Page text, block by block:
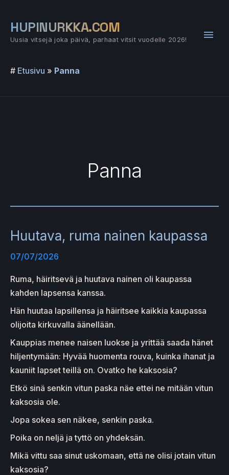
sisältöön
HUPINURKKA.COM
Uusia vitsejä joka päivä, parhaat vitsit vuodelle 2026!
# Etusivu » Panna
Panna
Huutava, ruma nainen kaupassa
07/07/2026
Ruma, häiritsevä ja huutava nainen oli kaupassa
kahden lapsensa kanssa.
Hän huutaa lapsillensa ja häiritsee kaikkia kaupassa
olijoita kirkuvalla äänellään.
Kauppias menee naisen luokse ja yrittää saada hänet
hiljentymään: Hyvää huomenta rouva, kuinka ihanat ja
kauniit lapset teillä on. Ovatko he kaksosia?
Etkö sinä senkin vitun paska näe ettei ne mitään vitun
kaksosia ole.
Jopa sokea sen näkee, senkin paska.
Poika on neljä ja tyttö on yhdeksän.
Mikä vittu saa sinut uskomaan, että ne olisi jotain vitun
kaksosia?